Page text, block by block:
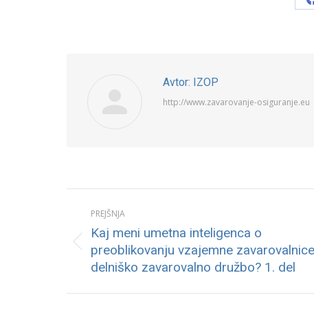
Avtor: IZOP
http://www.zavarovanje-osiguranje.eu
Post
navigation
PREJŠNJA
Previous
post:
Kaj meni umetna inteligenca o
preoblikovanju vzajemne
delniško zavarovalno družbo? 1. del